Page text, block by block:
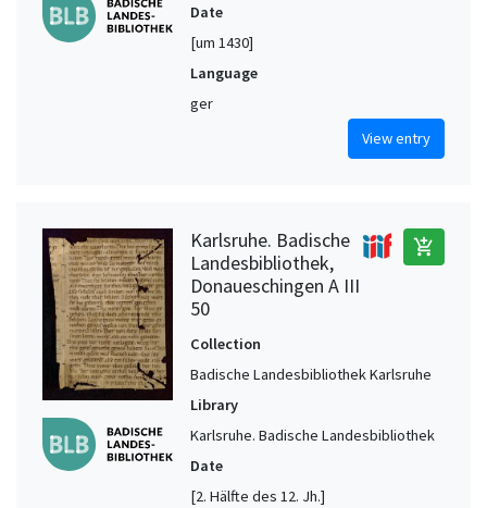
Date
[um 1430]
Language
ger
View entry
Karlsruhe. Badische
Landesbibliothek,
Donaueschingen A III
50
add_shopping_cart
Collection
Badische Landesbibliothek Karlsruhe
Library
Karlsruhe. Badische Landesbibliothek
Date
[2. Hälfte des 12. Jh.]